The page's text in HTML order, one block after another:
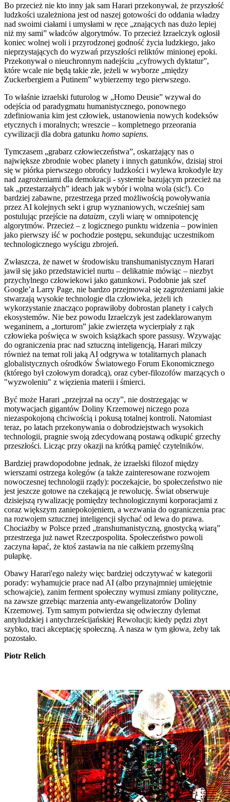
Bo przecież nie kto inny jak sam Harari przekonywał, że przyszłość
ludzkości uzależniona jest od naszej gotowości do oddania władzy
nad swoimi ciałami i umysłami w ręce „znających nas dużo lepiej
niż my sami” władców algorytmów. To przecież Izraelczyk ogłosił
koniec wolnej woli i przyrodzonej godność życia ludzkiego, jako
nieprzystających do wyzwań przyszłości reliktów minionej epoki.
Przekonywał o nieuchronnym nadejściu „cyfrowych dyktatur”,
które wcale nie będą takie złe, jeżeli w wyborze „między
Zuckerbergiem a Putinem” wybierzemy tego pierwszego.
To właśnie izraelski futurolog w „Homo Deusie” wzywał do
odejścia od paradygmatu humanistycznego, ponownego
zdefiniowania kim jest człowiek, ustanowienia nowych kodeksów
etycznych i moralnych; wreszcie – kompletnego przeorania
cywilizacji dla dobra gatunku homo sapiens.
Tymczasem „grabarz człowieczeństwa”, oskarżający nas o
największe zbrodnie wobec planety i innych gatunków, dzisiaj stroi
się w piórka pierwszego obrońcy ludzkości i wylewa krokodyle łzy
nad zagrożeniami dla demokracji - systemie bazującym przecież na
tak „przestarzałych” ideach jak wybór i wolna wola (sic!). Co
bardziej zabawne, przestrzega przed możliwością powoływania
przez AI kolejnych sekt i grup wyznaniowych, wcześniej sam
postulując przejście na dataizm, czyli wiarę w omnipotencję
algorytmów. Przecież – z logicznego punktu widzenia – powinien
jako pierwszy iść w pochodzie postępu, sekundując uczestnikom
technologicznego wyścigu zbrojeń.
Zwłaszcza, że nawet w środowisku transhumanistycznym Harari
jawił się jako przedstawiciel nurtu – delikatnie mówiąc – niezbyt
przychylnego człowiekowi jako gatunkowi. Podobnie jak szef
Google’a Larry Page, nie bardzo przejmował się zagrożeniami jakie
stwarzają wysokie technologie dla człowieka, jeżeli ich
wykorzystanie znacząco poprawiłoby dobrostan planety i całych
ekosystemów. Nie bez powodu Izraelczyk jest zadeklarowanym
weganinem, a „torturom” jakie zwierzęta wycierpiały z rąk
człowieka poświęca w swoich książkach spore passusy. Wzywając
do ograniczenia prac nad sztuczną inteligencją, Harari milczy
również na temat roli jaką AI odgrywa w totalitarnych planach
globalistycznych ośrodków Światowego Forum Ekonomicznego
(którego był czołowym doradcą), oraz cyber-filozofów marzących o
"wyzwoleniu" z więzienia materii i śmierci.
Być może Harari „przejrzał na oczy”, nie dostrzegając w
motywacjach gigantów Doliny Krzemowej niczego poza
niezaspokojoną chciwością i pokusą totalnej kontroli. Natomiast
teraz, po latach przekonywania o dobrodziejstwach wysokich
technologii, pragnie swoją zdecydowaną postawą odkupić grzechy
przeszłości. Licząc przy okazji na krótką pamięć czytelników.
Bardziej prawdopodobne jednak, że izraelski filozof między
wierszami ostrzega kolegów (a także zainteresowane rozwojem
nowoczesnej technologii rządy): poczekajcie, bo społeczeństwo nie
jest jeszcze gotowe na czekającą je rewolucję. Świat obserwuje
dzisiejszą rywalizację pomiędzy technologicznymi korporacjami z
coraz większym zaniepokojeniem, a wezwania do ograniczenia prac
na rozwojem sztucznej inteligencji słychać od lewa do prawa.
Chociażby w Polsce przed „transhumanistyczną, gnostycką wiarą”
przestrzega już nawet Rzeczpospolita. Społeczeństwo powoli
zaczyna łapać, że ktoś zastawia na nie całkiem przemyślną
pułapkę.
Obawy Harari'ego należy więc bardziej odczytywać w kategorii
porady: wyhamujcie prace nad AI (albo przynajmniej umiejętnie
schowajcie), zanim ferment społeczny wymusi zmiany polityczne,
na zawsze grzebiąc marzenia anty-ewangelizatorów Doliny
Krzemowej. Tym samym potwierdza się odwieczny dylemat
antyludzkiej i antychrześcijańskiej Rewolucji; kiedy pędzi zbyt
szybko, traci akceptację społeczną. A nasza w tym głowa, żeby tak
pozostało.
Piotr Relich